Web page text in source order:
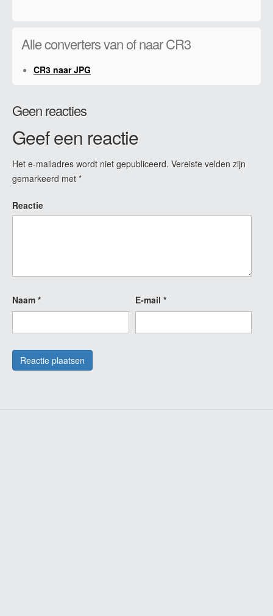
Alle converters van of naar CR3
CR3 naar JPG
Geen reacties
Geef een reactie
Het e-mailadres wordt niet gepubliceerd. Vereiste velden zijn
gemarkeerd met *
Reactie
Naam * E-mail *